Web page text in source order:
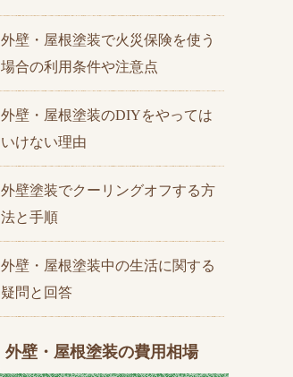
外壁・屋根塗装で火災保険を使う
場合の利用条件や注意点
外壁・屋根塗装のDIYをやっては
いけない理由
外壁塗装でクーリングオフする方
法と手順
外壁・屋根塗装中の生活に関する
疑問と回答
外壁・屋根塗装の費用相場